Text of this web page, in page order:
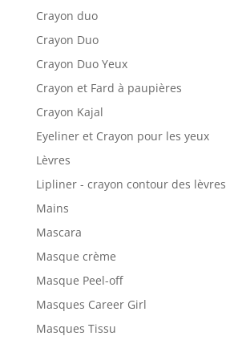
Crayon duo
Crayon Duo
Crayon Duo Yeux
Crayon et Fard à paupières
Crayon Kajal
Eyeliner et Crayon pour les yeux
Lèvres
Lipliner - crayon contour des lèvres
Mains
Mascara
Masque crème
Masque Peel-off
Masques Career Girl
Masques Tissu